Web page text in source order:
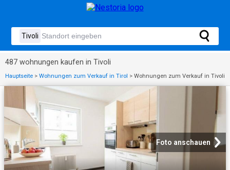
487 wohnungen kaufen in Tivoli
Hauptseite > Wohnungen zum Verkauf in Tirol > Wohnungen zum Verkauf in Tivoli
Foto anschauen